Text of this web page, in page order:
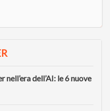
nell’era dell’AI: le 6 nuove